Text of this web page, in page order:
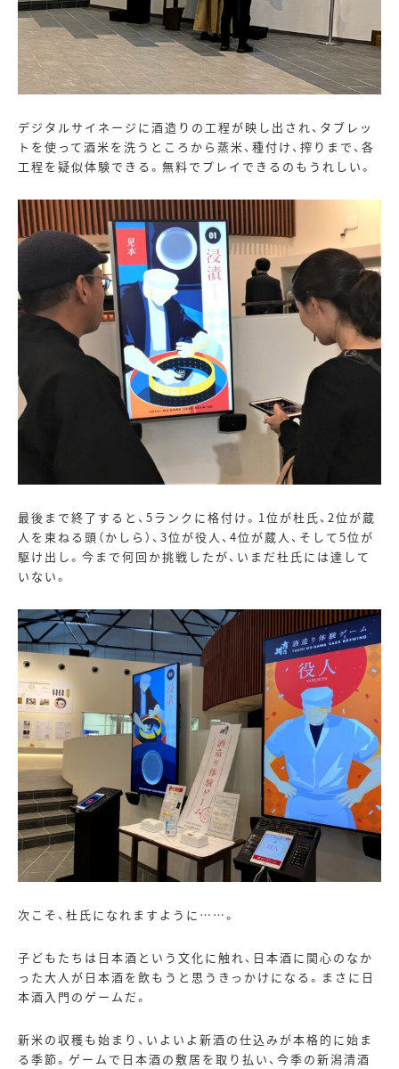
デジタルサイネージに酒造りの工程が映し出され、タブレッ
トを使って酒米を洗うところから蒸米、種付け、搾りまで、各
工程を疑似体験できる。無料でプレイできるのもうれしい。
最後まで終了すると、 5ランクに格付け。 1位が杜氏、 2位が蔵
人を束ねる頭（かしら）、 3位が役人、 4位が蔵人、そして5位が
駆け出し。今まで何回か挑戦したが、いまだ杜氏には達して
いない。
次こそ、杜氏になれますように……。
子どもたちは日本酒という文化に触れ、日本酒に関心のなか
った大人が日本酒を飲もうと思うきっかけになる。まさに日
本酒入門のゲームだ。
新米の収穫も始まり、いよいよ新酒の仕込みが本格的に始ま
る季節。ゲームで日本酒の敷居を取り払い、今季の新潟清酒